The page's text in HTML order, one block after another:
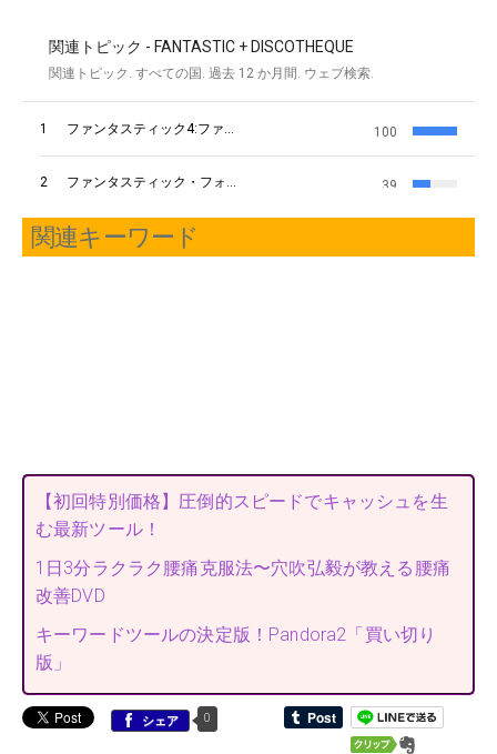
関連キーワード
【初回特別価格】圧倒的スピードでキャッシュを生
む最新ツール！
1日3分ラクラク腰痛克服法〜穴吹弘毅が教える腰痛
改善DVD
キーワードツールの決定版！Pandora2「買い切り
版」
シェア 0